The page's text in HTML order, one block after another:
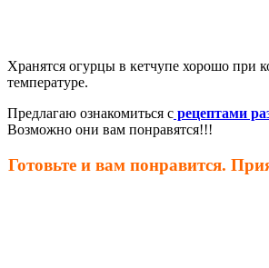
Хранятся огурцы в кетчупе хорошо при
температуре.
Предлагаю ознакомиться с рецептами
Возможно они вам понравятся!!!
Готовьте и вам понравится.